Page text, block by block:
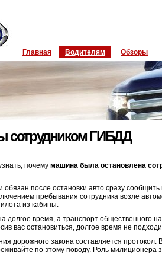
Главная Водителям Обзоры
сотрудником ГИБДД
почему машина была остановлена
после остановки авто сразу
пребывания сотрудника возле
из кабины.
долгое время, а транспорт общественного
вас остановиться, долгое время не
дорожного закона составляется
по этому поводу. Роль